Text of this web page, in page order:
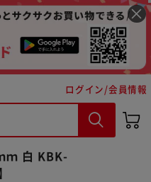
ログイン/会員情報
ｍ 白 KBK-
購入手続きへ